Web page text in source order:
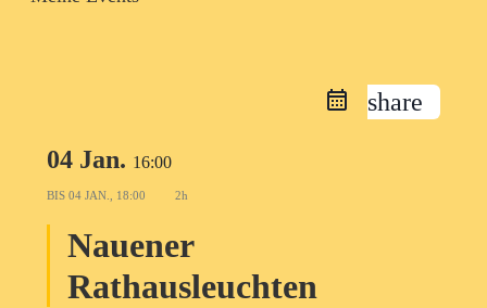
share
04 Jan. 16:00
BIS 04 JAN., 18:00 2h
Nauener
Rathausleuchten